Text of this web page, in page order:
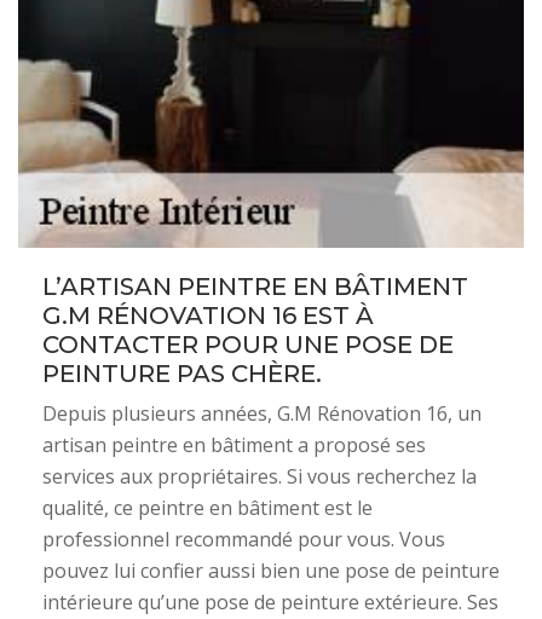
L’ARTISAN PEINTRE EN BÂTIMENT
G.M RÉNOVATION 16 EST À
CONTACTER POUR UNE POSE DE
PEINTURE PAS CHÈRE.
Depuis plusieurs années, G.M Rénovation 16, un
artisan peintre en bâtiment a proposé ses
services aux propriétaires. Si vous recherchez la
qualité, ce peintre en bâtiment est le
professionnel recommandé pour vous. Vous
pouvez lui confier aussi bien une pose de peinture
intérieure qu’une pose de peinture extérieure. Ses